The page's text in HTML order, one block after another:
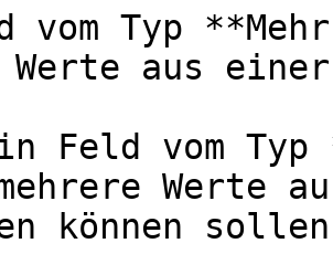
vom Typ
Werte aus
Feld vom Typ
Werte
können